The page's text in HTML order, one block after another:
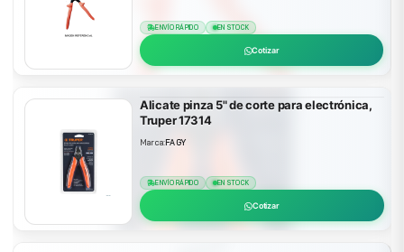
ENVÍO RÁPIDO EN STOCK
Cotizar
Alicate pinza 5" de corte para electrónica,
Truper 17314
Marca:FAGY
ENVÍO RÁPIDO EN STOCK
Cotizar